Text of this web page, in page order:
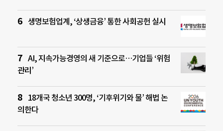
생명보험업계, ‘상생금융’ 통한 사회공헌 실시
AI, 지속가능경영의 새 기준으로…기업들 ‘위험
관리’
18개국 청소년 300명, ‘기후위기와 물’ 해법 논
의한다